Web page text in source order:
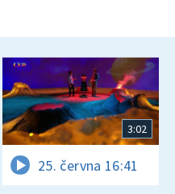
3:02
25. června 16:41